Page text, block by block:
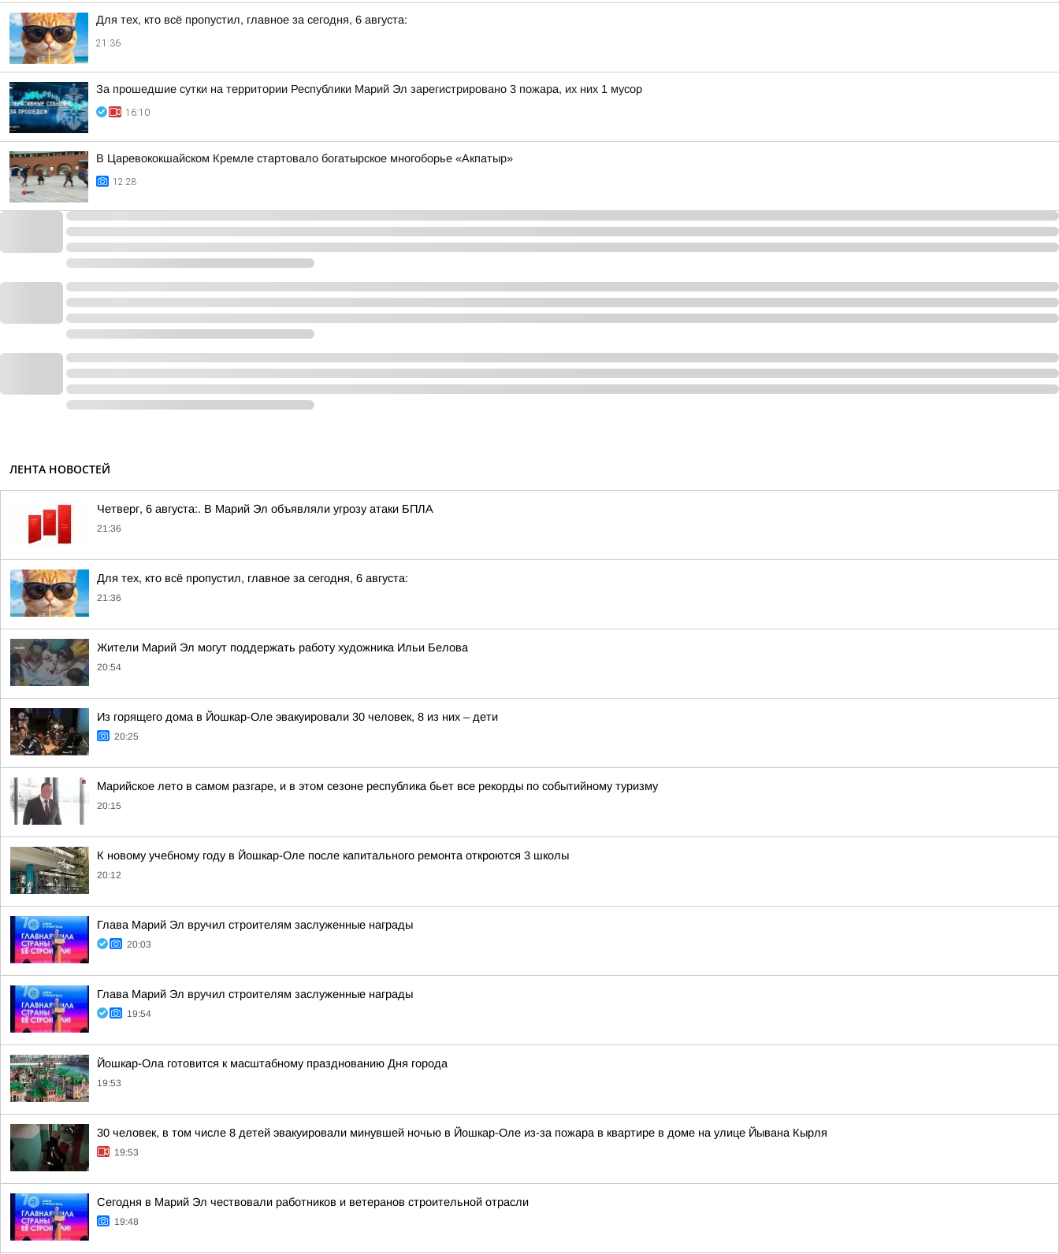
Для тех, кто всё пропустил, главное за сегодня, 6 августа:
21:36
За прошедшие сутки на территории Республики Марий Эл зарегистрировано 3 пожара, их них 1 мусор
16:10
В Царевококшайском Кремле стартовало богатырское многоборье «Акпатыр»
12:28
ЛЕНТА НОВОСТЕЙ
Четверг, 6 августа:. В Марий Эл объявляли угрозу атаки БПЛА
21:36
Для тех, кто всё пропустил, главное за сегодня, 6 августа:
21:36
Жители Марий Эл могут поддержать работу художника Ильи Белова
20:54
Из горящего дома в Йошкар-Оле эвакуировали 30 человек, 8 из них – дети
20:25
Марийское лето в самом разгаре, и в этом сезоне республика бьет все рекорды по событийному туризму
20:15
К новому учебному году в Йошкар-Оле после капитального ремонта откроются 3 школы
20:12
Глава Марий Эл вручил строителям заслуженные награды
20:03
Глава Марий Эл вручил строителям заслуженные награды
19:54
Йошкар-Ола готовится к масштабному празднованию Дня города
19:53
30 человек, в том числе 8 детей эвакуировали минувшей ночью в Йошкар-Оле из-за пожара в квартире в доме на улице Йывана Кырля
19:53
Сегодня в Марий Эл чествовали работников и ветеранов строительной отрасли
19:48